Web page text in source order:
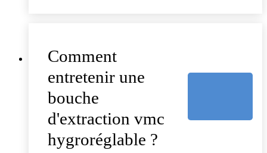
Comment
entretenir une
bouche
d'extraction vmc
hygroréglable ?